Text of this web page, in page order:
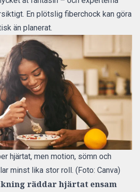
En plötslig fiberchock kan göra
än planerat.
hjärtat, men motion, sömn och
minst lika stor roll. (Foto: Canva)
räddar hjärtat ensam